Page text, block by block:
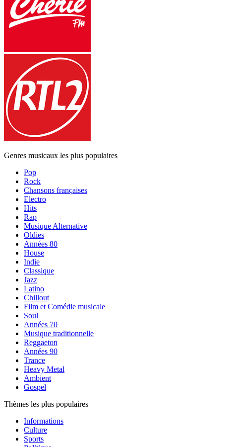
Genres musicaux les plus populaires
Pop
Rock
Chansons françaises
Electro
Hits
Rap
Musique Alternative
Oldies
Années 80
House
Indie
Classique
Jazz
Latino
Chillout
Film et Comédie musicale
Soul
Années 70
Musique traditionnelle
Reggaeton
Années 90
Trance
Heavy Metal
Ambient
Gospel
Thèmes les plus populaires
Informations
Culture
Sports